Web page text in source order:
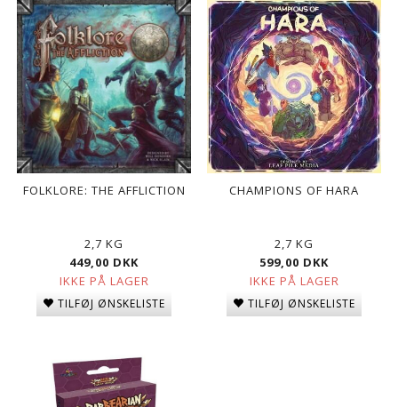
FOLKLORE: THE AFFLICTION
2,7 KG
449,00 DKK
IKKE PÅ LAGER
TILFØJ ØNSKELISTE
CHAMPIONS OF HARA
2,7 KG
599,00 DKK
IKKE PÅ LAGER
TILFØJ ØNSKELISTE